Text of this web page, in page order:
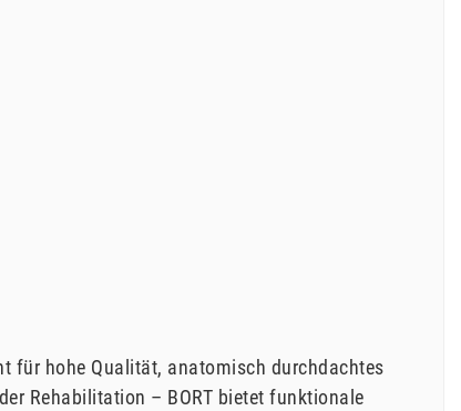
für hohe Qualität, anatomisch durchdachtes
Rehabilitation – BORT bietet funktionale